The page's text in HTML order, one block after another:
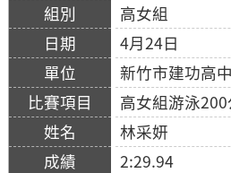
高女組
4月24日
新竹市建功高中
高女組游泳
林采妍
2:29.94